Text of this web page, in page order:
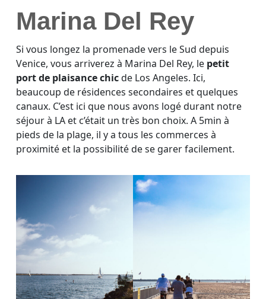
Marina Del Rey
Si vous longez la promenade vers le Sud depuis
Venice, vous arriverez à Marina Del Rey, le petit
port de plaisance chicde Los Angeles. Ici,
beaucoup de résidences secondaires et quelques
canaux. C’est ici que nous avons logé durant notre
séjour à LA et c’était un très bon choix. A 5min à
pieds de la plage, il y a tous les commerces à
proximité et la possibilité de se garer facilement.